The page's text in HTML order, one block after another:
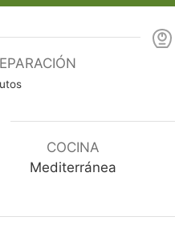
COCINA
Mediterránea